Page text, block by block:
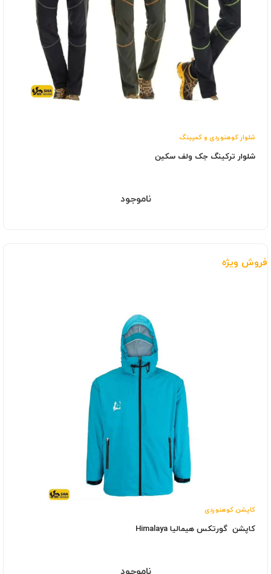
شلوار کوهنوردی و کمپینگ
شلوار ترکینگ جک ولف سکین
ناموجود
فروش ویژه
کاپشن کوهنوردی
کاپشن گورتکس هیمالیا Himalaya